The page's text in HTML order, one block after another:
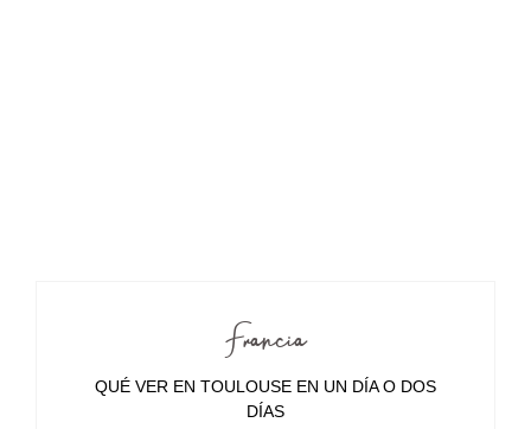
Francia
QUÉ VER EN TOULOUSE EN UN DÍA O DOS
DÍAS